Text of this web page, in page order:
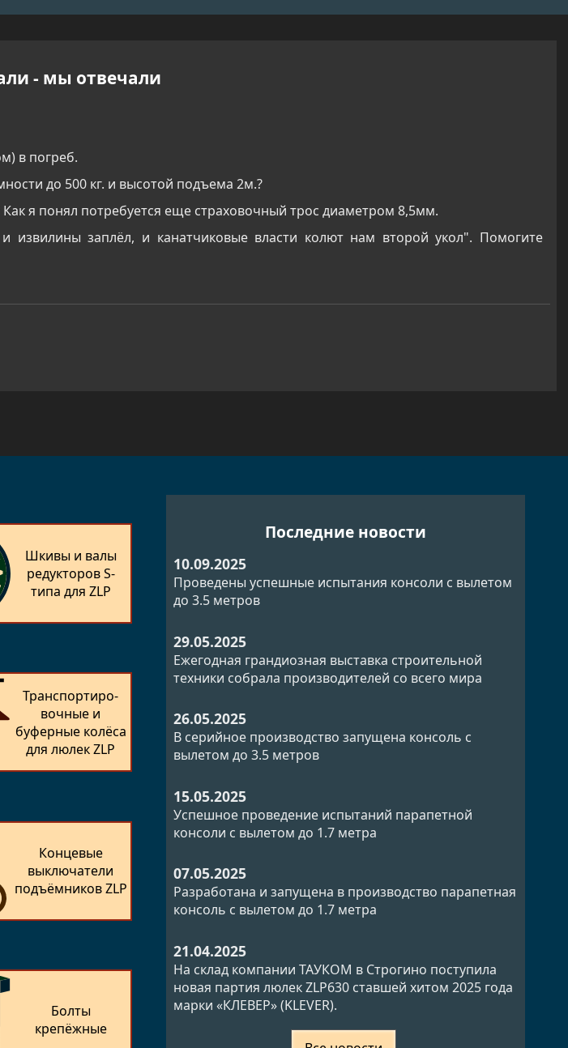
- мы отвечали
в погреб.
до 500 кг. и высотой подъема 2м.?
Как я понял потребуется еще страховочный трос диаметром 8,5мм.
заплёл, и канатчиковые власти колют нам второй укол". Помогите
Шкивы и валы
редукторов S-
типа для ZLP
Транспортиро­
вочные и
буферные колёса
для люлек ZLP
Концевые
выключатели
подъёмников ZLP
Болты
крепёжные
Последние новости
10.09.2025
Проведены успешные испытания консоли с вылетом
до 3.5 метров
29.05.2025
Ежегодная грандиозная выставка строительной
техники собрала производителей со всего мира
26.05.2025
В серийное производство запущена консоль с
вылетом до 3.5 метров
15.05.2025
Успешное проведение испытаний парапетной
консоли с вылетом до 1.7 метра
07.05.2025
Разработана и запущена в производство парапетная
консоль с вылетом до 1.7 метра
21.04.2025
На склад компании ТАУКОМ в Строгино поступила
новая партия люлек ZLP630 ставшей хитом 2025 года
марки «КЛЕВЕР» (KLEVER).